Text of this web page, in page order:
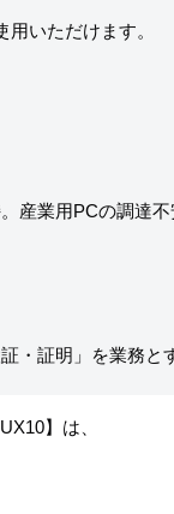
いただけます。
産業用PCの調達
】は、